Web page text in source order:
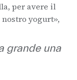
per avere il
yogurt»,
grande una